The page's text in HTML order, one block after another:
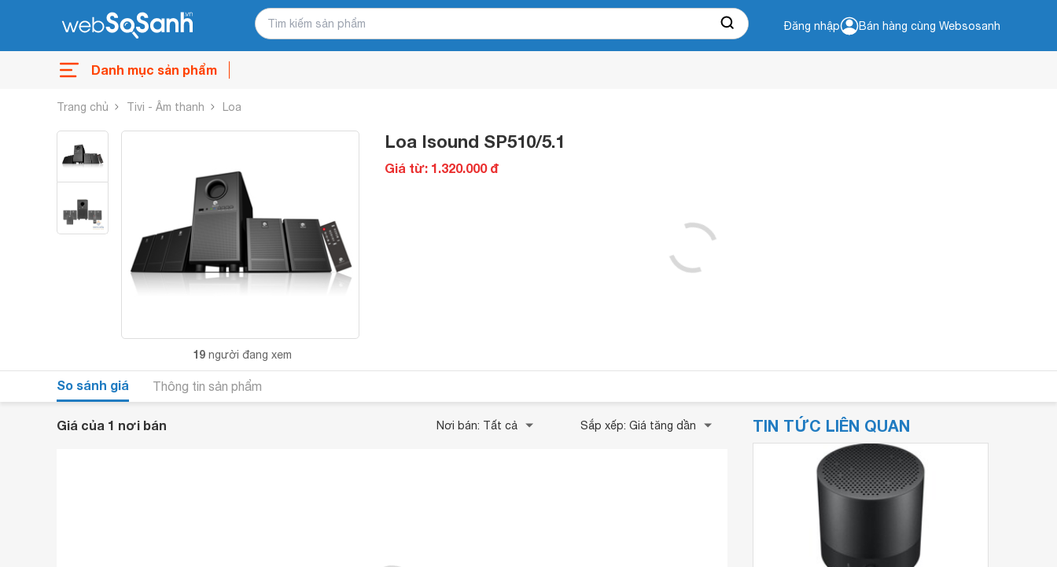
Đăng nhập Bán hàng cùng Websosanh
Danh mục sản phẩm
Trang chủ Tivi - Âm thanh Loa
19 người đang xem
Loa Isound SP510/5.1
Giá từ: 1.320.000 đ
So sánh giá Thông tin sản phẩm
Giá của 1 nơi bán Nơi bán: Tất cả Sắp xếp: Giá tăng dần TIN TỨC LIÊN QUAN